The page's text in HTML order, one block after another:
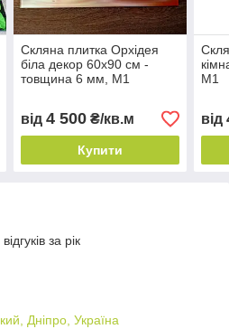
Скляна плитка Орхідея
біла декор 60х90 см -
товщина 6 мм, М1
від 4 500₴/кв.м
Купити
М1
від
за рік
Дніпро, Україна